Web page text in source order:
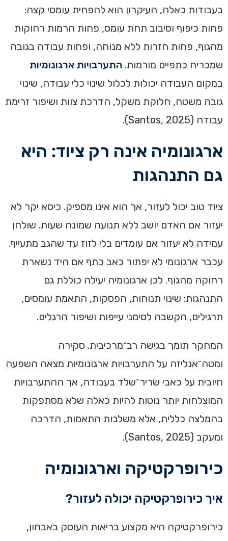
בעבודות כאלה, העיקרון הוא להפחית עומסי קצה:
פחות כיפוף וסיבוב תחת עומס, פחות הרמות רחוקות
מהגוף, פחות חזרות ללא מנוחה, ופחות עבודה בגובה
שמכריח כתפיים מורמות. התערבויות ארגונומיות
במקום העבודה יכולות לכלול שינוי כלי עבודה, שינוי
גובה משטח, חלוקת משקל, הדרכת צוות ושיפור זרימת
עבודה (Santos, 2025).
ארגונומיה אינה רק ציוד: היא
גם התנהגות
ציוד טוב יכול לעזור, אך הוא אינו מספיק. כיסא יקר לא
יעזור אם האדם יושב ללא תנועה שמונה שעות. שולחן
עמידה לא יעזור אם עומדים בלי לזוז עד שהגב מתעייף.
עכבר ארגונומי לא יפתור כאב כתף אם היד נשארת
רחוקה מהגוף. לכן ארגונומיה יעילה כוללת גם
התנהגות: שינוי תנוחות, הפסקות, התאמת עומסים,
תרגילים, הקשבה לסימני עייפות ושיפור הרגלים.
המחקר תומך בגישה רב־מרכיבית. סקירה
ומטה־אנליזה על התערבויות ארגונומיות מצאה השפעה
חיובית על כאבי שריר־שלד בעבודה, אך ההתערבויות
המוצלחות יותר נוטות להיות כאלה שלא מסתפקות
בהמלצה כללית, אלא משלבות התאמות, הדרכה
ומעקב (Santos, 2025).
כירופרקטיקה וארגונומיה
איך כירופרקטיקה יכולה לעזור?
כירופרקטיקה היא מקצוע בריאות העוסק באבחון,